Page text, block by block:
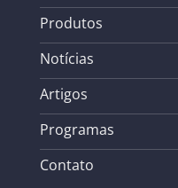
Produtos
Notícias
Artigos
Programas
Contato